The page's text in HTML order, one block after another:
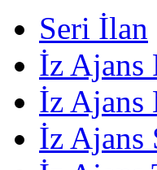
Seri İlan
İz Ajans
İz Ajans
İz Ajans